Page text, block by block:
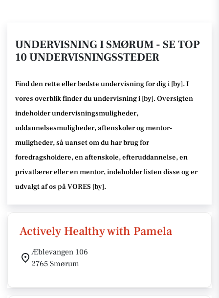
UNDERVISNING I SMØRUM - SE TOP
10 UNDERVISNINGSSTEDER
Find den rette eller bedste undervisningfor dig i [by]. I
vores overblik finder du undervisning i [by].Oversigten
indeholder undervisningsmuligheder,
uddannelsesmuligheder, aftenskoler og mentor-
muligheder, så uanset om du har brug for
foredragsholdere, en aftenskole, efteruddannelse, en
privatlærer eller en mentor, indeholder listen disse og er
udvalgt af os på VORES [by].
Actively Healthy with Pamela
Æblevangen 106
2765 Smørum